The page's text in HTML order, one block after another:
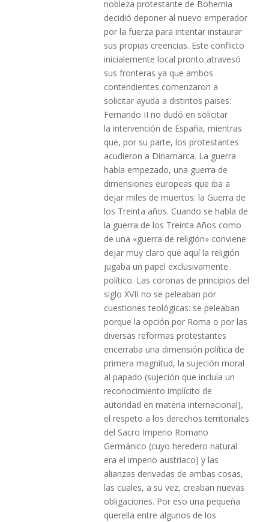
nobleza protestante de Bohemia
decidió deponer al nuevo emperador
por la fuerza para intentar instaurar
sus propias creencias. Este conflicto
inicialemente local pronto atravesó
sus fronteras ya que ambos
contendientes comenzaron a
solicitar ayuda a distintos paises:
Fernando II no dudó en solicitar
la intervención de España, mientras
que, por su parte, los protestantes
acudieron a Dinamarca. La guerra
había empezado, una guerra de
dimensiones europeas que iba a
dejar miles de muertos: la Guerra de
los Treinta años. Cuando se habla de
la guerra de los Treinta Años como
de una «guerra de religión» conviene
dejar muy claro que aquí la religión
jugaba un papel exclusivamente
político. Las coronas de principios del
siglo XVII no se peleaban por
cuestiones teológicas: se peleaban
porque la opción por Roma o por las
diversas reformas protestantes
encerraba una dimensión política de
primera magnitud, la sujeción moral
al papado (sujeción que incluía un
reconocimiento implícito de
autoridad en materia internacional),
el respeto a los derechos territoriales
del Sacro Imperio Romano
Germánico (cuyo heredero natural
era el imperio austriaco) y las
alianzas derivadas de ambas cosas,
las cuales, a su vez, creaban nuevas
obligaciones. Por eso una pequeña
querella entre algunos de los